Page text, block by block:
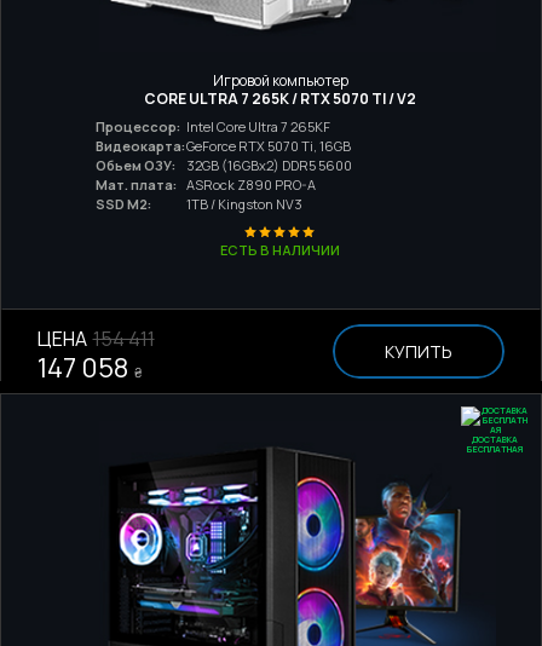
Игровой компьютер
CORE ULTRA 7 265K / RTX 5070 TI / V2
Процессор: Intel Core Ultra 7 265KF
Видеокарта:GeForce RTX 5070 Ti, 16GB
Обьем ОЗУ:
32GB (16GBx2) DDR5 5600
Мат. плата:
ASRock Z890 PRO-A
SSD M2:
1TB / Kingston NV3
ЕСТЬ В НАЛИЧИИ
ЦЕНА 154 411
147 058 ₴
КУПИТЬ
ДОСТАВКА
БЕСПЛАТНАЯ